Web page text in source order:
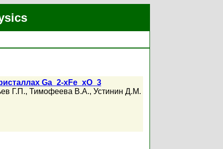
Ga_2-xFe_xO_3
Г.П., Тимофеева В.А., Устинин Д.М.